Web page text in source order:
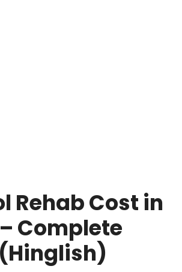
Rehab Cost in
Complete